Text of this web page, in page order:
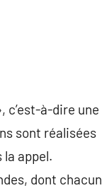
c’est-à-dire une
sont réalisées
appel.
dont chacun